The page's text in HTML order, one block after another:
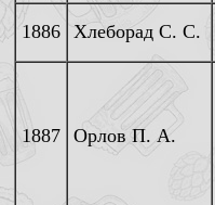
1886 Хлеборад С. С.
1887 Орлов П. А.